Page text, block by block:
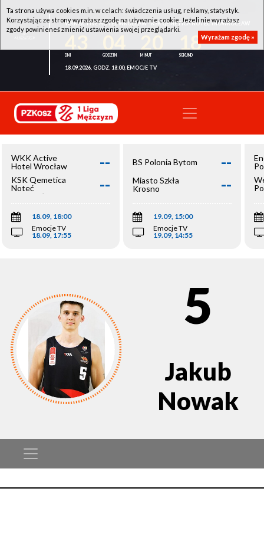
WKK ACTIVE HOTEL WROCŁAW - KSK QEMETICA NOTEĆ INOWROCŁAW
18
18.09.2026, GODZ. 18:00, EMOCJE TV
WKK Active
Hotel Wrocław
--
KSK Qemetica
Noteć
Inowrocław
--
18.09, 18:00
Emocje TV
18.09, 17:55
BS Polonia Bytom --
Miasto Szkła
Krosno
--
19.09, 15:00
Emocje TV
19.09, 14:55
5
Jakub
Nowak
Ta strona używa cookies m.in. w celach: świadczenia usług, reklamy, statystyk.
Korzystając ze strony wyrażasz zgodę na używanie cookie. Jeżeli nie wyrażasz
zgody powinieneś zmienić ustawienia swojej przeglądarki.
Wyrażam zgodę »